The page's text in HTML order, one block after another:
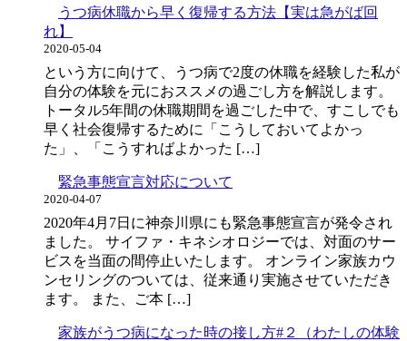
うつ病休職から早く復帰する方法【実は急がば回
れ】
2020-05-04
という方に向けて、うつ病で2度の休職を経験した私が
自分の体験を元におススメの過ごし方を解説します。
トータル5年間の休職期間を過ごした中で、すこしでも
早く社会復帰するために「こうしておいてよかっ
た」、「こうすればよかった […]
緊急事態宣言対応について
2020-04-07
2020年4月7日に神奈川県にも緊急事態宣言が発令され
ました。 サイファ・キネシオロジーでは、対面のサー
ビスを当面の間停止いたします。 オンライン家族カウ
ンセリングのついては、従来通り実施させていただき
ます。 また、ご本 […]
家族がうつ病になった時の接し方#２（わたしの体験